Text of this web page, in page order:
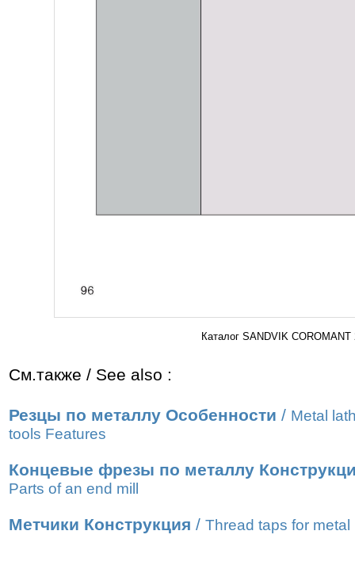
Каталог SANDVIK
См.также / See also :
Резцы по металлу Особенности / Metal
tools Features
Концевые фрезы по металлу
Parts of an end mill
Метчики Конструкция / Thread taps for metal